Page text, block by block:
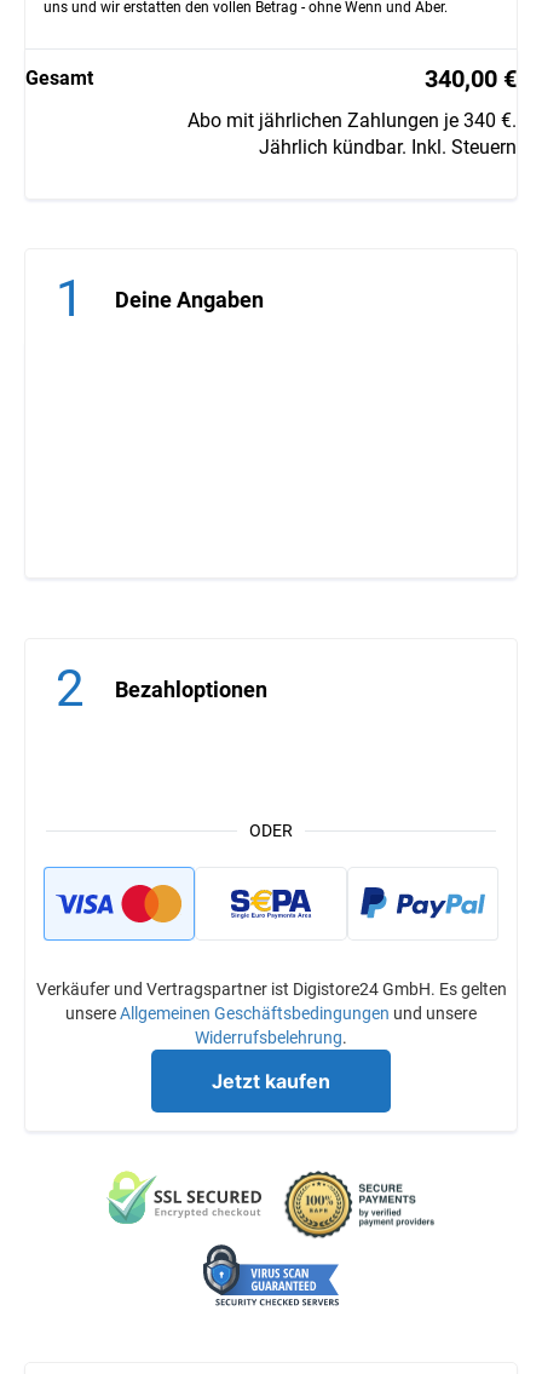
uns und wir erstatten den vollen Betrag - ohne Wenn und Aber.
Gesamt 340,00 €
Abo mit jährlichen Zahlungen je 340 €.
Jährlich kündbar. Inkl. Steuern
1 Deine Angaben
2 Bezahloptionen
ODER
Verkäufer und Vertragspartner ist Digistore24 GmbH. Es gelten
unsereAllgemeinen Geschäftsbedingungen und unsere
Widerrufsbelehrung.
Jetzt kaufen